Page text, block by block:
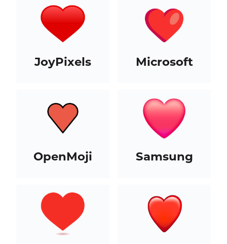
JoyPixels Microsoft
OpenMoji Samsung